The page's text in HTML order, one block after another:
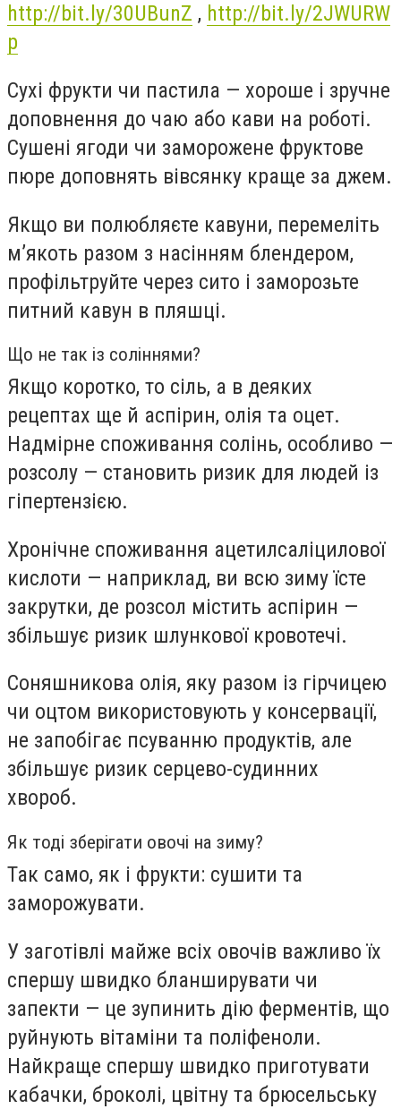
http://bit.ly/30UBunZ , http://bit.ly/2JWURW
p
Сухі фрукти чи пастила — хороше і зручне
доповнення до чаю або кави на роботі.
Сушені ягоди чи заморожене фруктове
пюре доповнять вівсянку краще за джем.
Якщо ви полюбляєте кавуни, перемеліть
м’якоть разом з насінням блендером,
профільтруйте через сито і заморозьте
питний кавун в пляшці.
Що не так із соліннями?
Якщо коротко, то сіль, а в деяких
рецептах ще й аспірин, олія та оцет.
Надмірне споживання солінь, особливо —
розсолу — становить ризик для людей із
гіпертензією.
Хронічне споживання ацетилсаліцилової
кислоти — наприклад, ви всю зиму їсте
закрутки, де розсол містить аспірин —
збільшує ризик шлункової кровотечі.
Соняшникова олія, яку разом із гірчицею
чи оцтом використовують у консервації,
не запобігає псуванню продуктів, але
збільшує ризик серцево-судинних
хвороб.
Як тоді зберігати овочі на зиму?
Так само, як і фрукти: сушити та
заморожувати.
У заготівлі майже всіх овочів важливо їх
спершу швидко бланширувати чи
запекти — це зупинить дію ферментів, що
руйнують вітаміни та поліфеноли.
Найкраще спершу швидко приготувати
кабачки, броколі, цвітну та брюсельську